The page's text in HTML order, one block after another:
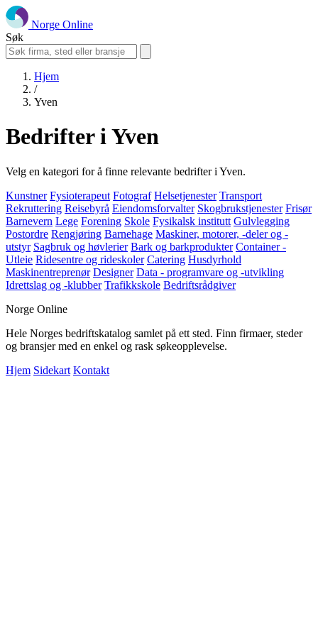
Norge Online
Søk
Hjem
/
Yven
Bedrifter i Yven
Velg en kategori for å finne relevante bedrifter i Yven.
Kunstner Fysioterapeut Fotograf Helsetjenester Transport
Rekruttering Reisebyrå Eiendomsforvalter Skogbrukstjenester Frisør
Barnevern Lege Forening Skole Fysikalsk institutt Gulvlegging
Postordre Rengjøring Barnehage Maskiner, motorer, -deler og -
utstyr Sagbruk og høvlerier Bark og barkprodukter Container -
Utleie Ridesentre og rideskoler Catering Husdyrhold
Maskinentreprenør Designer Data - programvare og -utvikling
Idrettslag og -klubber Trafikkskole Bedriftsrådgiver
Norge Online
Hele Norges bedriftskatalog samlet på ett sted. Finn firmaer, steder
og bransjer med en enkel og rask søkeopplevelse.
Hjem Sidekart Kontakt